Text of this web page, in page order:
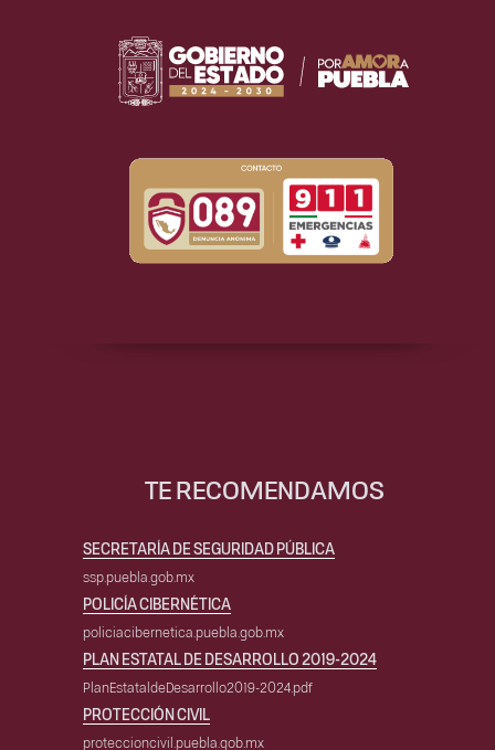
TE RECOMENDAMOS
SECRETARÍA DE SEGURIDAD PÚBLICA
ssp.puebla.gob.mx
POLICÍA CIBERNÉTICA
policiacibernetica.puebla.gob.mx
PLAN ESTATAL DE DESARROLLO 2019-2024
PlanEstataldeDesarrollo2019-2024.pdf
PROTECCIÓN CIVIL
proteccioncivil.puebla.gob.mx